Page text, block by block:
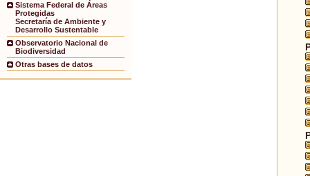
Sistema Federal de Áreas
Protegidas
Secretaría de Ambiente y
Desarrollo Sustentable
Observatorio Nacional de
Biodiversidad
Otras bases de datos